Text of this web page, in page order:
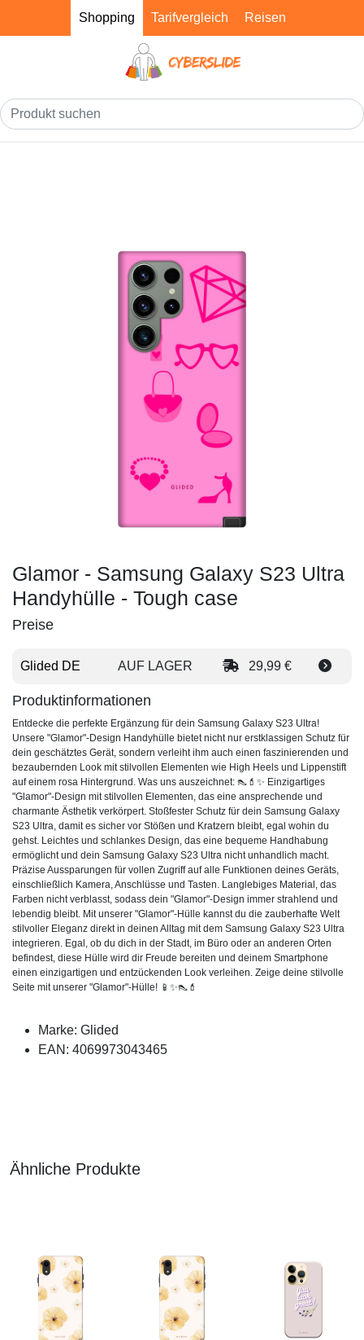
Shopping Tarifvergleich Reisen
Glamor - Samsung Galaxy S23 Ultra
Handyhülle - Tough case
Preise
Glided DE AUF LAGER 29,99 €
Produktinformationen
Entdecke die perfekte Ergänzung für dein Samsung Galaxy S23 Ultra!
Unsere "Glamor"-Design Handyhülle bietet nicht nur erstklassigen Schutz für
dein geschätztes Gerät, sondern verleiht ihm auch einen faszinierenden und
bezaubernden Look mit stilvollen Elementen wie High Heels und Lippenstift
auf einem rosa Hintergrund. Was uns auszeichnet: 👠💄✨ Einzigartiges
"Glamor"-Design mit stilvollen Elementen, das eine ansprechende und
charmante Ästhetik verkörpert. Stoßfester Schutz für dein Samsung Galaxy
S23 Ultra, damit es sicher vor Stößen und Kratzern bleibt, egal wohin du
gehst. Leichtes und schlankes Design, das eine bequeme Handhabung
ermöglicht und dein Samsung Galaxy S23 Ultra nicht unhandlich macht.
Präzise Aussparungen für vollen Zugriff auf alle Funktionen deines Geräts,
einschließlich Kamera, Anschlüsse und Tasten. Langlebiges Material, das
Farben nicht verblasst, sodass dein "Glamor"-Design immer strahlend und
lebendig bleibt. Mit unserer "Glamor"-Hülle kannst du die zauberhafte Welt
stilvoller Eleganz direkt in deinen Alltag mit dem Samsung Galaxy S23 Ultra
integrieren. Egal, ob du dich in der Stadt, im Büro oder an anderen Orten
befindest, diese Hülle wird dir Freude bereiten und deinem Smartphone
einen einzigartigen und entzückenden Look verleihen. Zeige deine stilvolle
Seite mit unserer "Glamor"-Hülle! 📱✨👠💄
Marke: Glided
EAN: 4069973043465
Ähnliche Produkte